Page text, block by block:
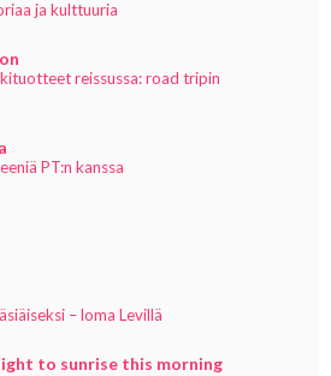
ja kulttuuria
reissussa: road tripin
PT:n kanssa
– loma Levillä
to sunrise this morning